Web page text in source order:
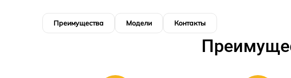
Преимущества Модели Контакты